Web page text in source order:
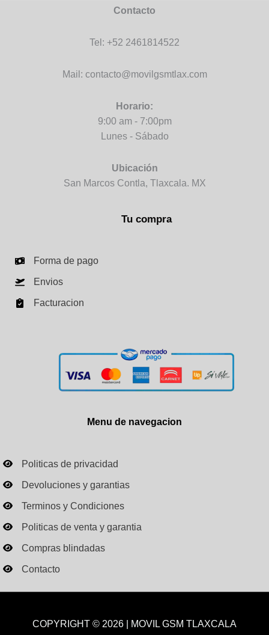
Contacto
Tel: +52 2461814522
Mail: contacto@movilgsmtlax.com
Horario:
9:00 am - 7:00pm
Lunes - Sábado
Ubicación
San Marcos Contla, Tlaxcala. MX
Tu compra
Forma de pago
Envios
Facturacion
Menu de navegacion
Politicas de privacidad
Devoluciones y garantias
Terminos y Condiciones
Politicas de venta y garantia
Compras blindadas
Contacto
COPYRIGHT © 2026 | MOVIL GSM TLAXCALA